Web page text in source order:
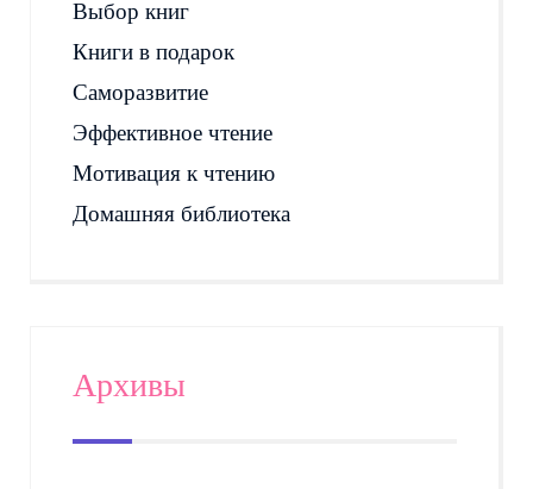
Выбор книг
Книги в подарок
Саморазвитие
Эффективное чтение
Мотивация к чтению
Домашняя библиотека
Архивы